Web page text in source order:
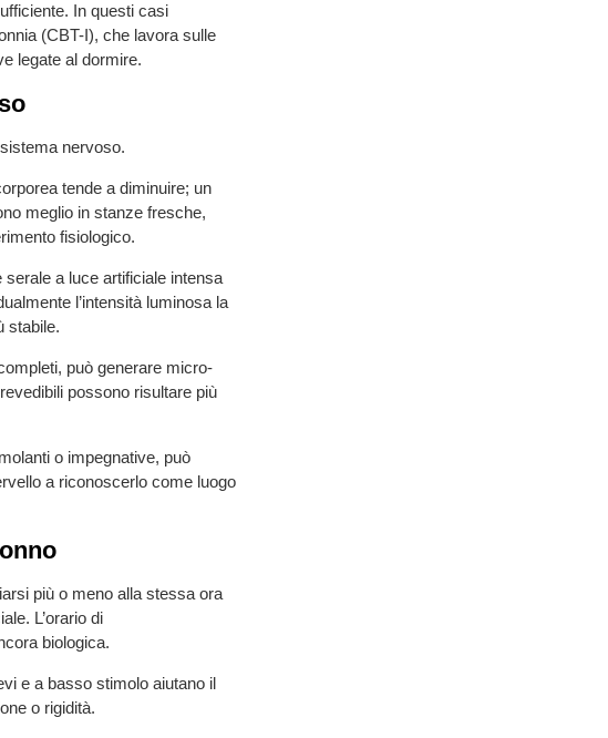
In questi casi
(CBT-I), che lavora sulle
legate al dormire.
nervoso.
tende a diminuire; un
meglio in stanze fresche,
fisiologico.
serale a luce artificiale intensa
l’intensità luminosa la
stabile.
può generare micro-
possono risultare più
o impegnative, può
a riconoscerlo come luogo
più o meno alla stessa ora
L’orario di
biologica.
e a basso stimolo aiutano il
o rigidità.